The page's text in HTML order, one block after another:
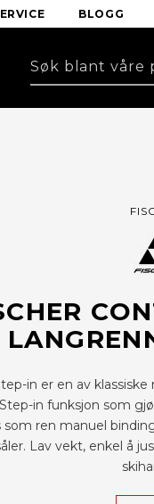
BLOGG
in er en av
in funksjon som
som ren manuel
Lav vekt, enkel å